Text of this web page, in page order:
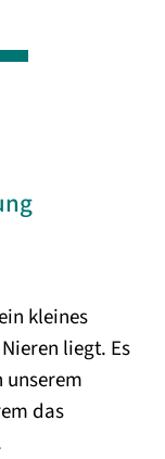
kleines
liegt. Es
das